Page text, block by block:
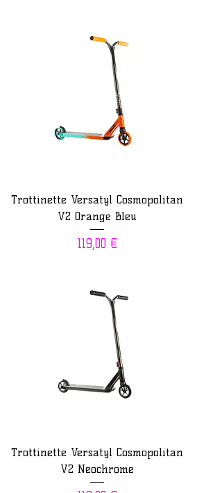
Trottinette Versatyl Cosmopolitan
V2 Orange Bleu
Prix
119,00 €
Trottinette Versatyl Cosmopolitan
V2 Neochrome